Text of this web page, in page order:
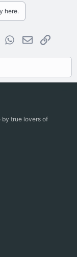
here.
TumblrWhatsApp
EmailLink
by true lovers of